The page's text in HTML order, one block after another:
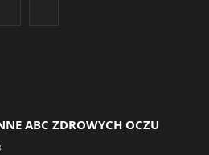
b
a
ABC ZDROWYCH OCZU